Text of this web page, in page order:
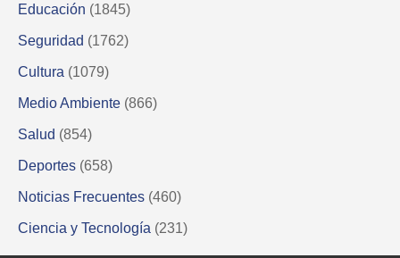
Educación (1845)
Seguridad (1762)
Cultura (1079)
Medio Ambiente (866)
Salud (854)
Deportes (658)
Noticias Frecuentes (460)
Ciencia y Tecnología (231)